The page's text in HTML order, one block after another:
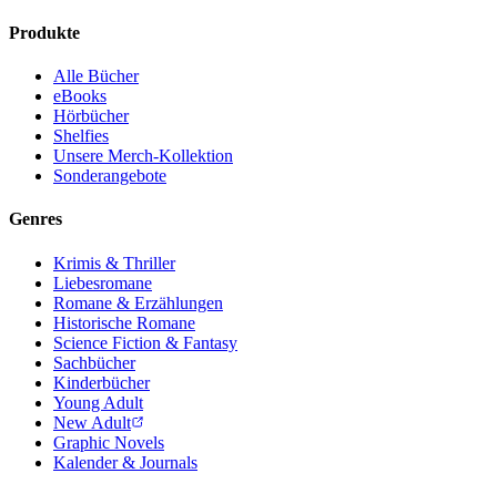
Produkte
Alle Bücher
eBooks
Hörbücher
Shelfies
Unsere Merch-Kollektion
Sonderangebote
Genres
Krimis & Thriller
Liebesromane
Romane & Erzählungen
Historische Romane
Science Fiction & Fantasy
Sachbücher
Kinderbücher
Young Adult
New Adult
Graphic Novels
Kalender & Journals